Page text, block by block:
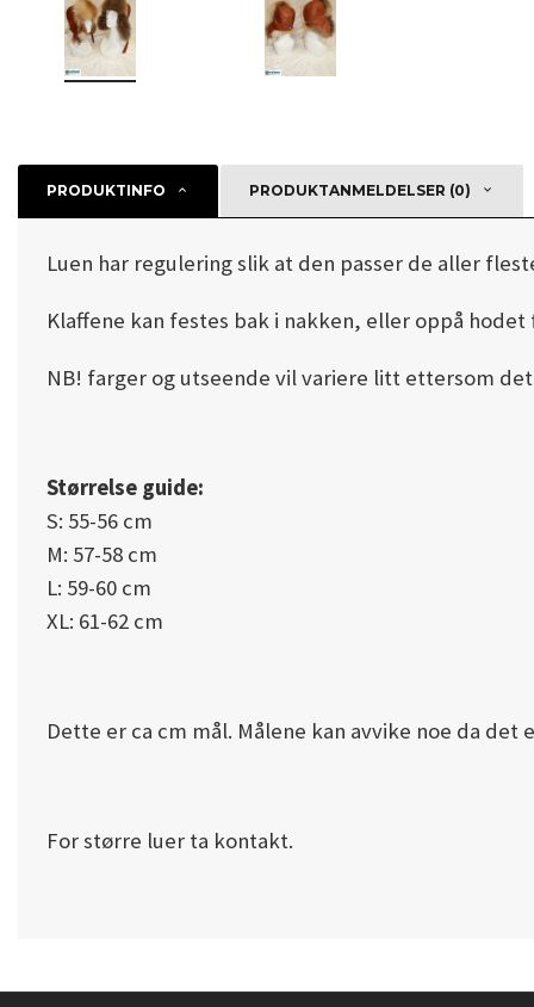
PRODUKTINFO PRODUKTANMELDELSER (0)
Luen har regulering slik at den passer de aller
Klaffene kan festes bak i nakken, eller oppå
NB! farger og utseende vil variere litt ettersom
Størrelse guide:
S: 55-56 cm
M: 57-58 cm
L: 59-60 cm
XL: 61-62 cm
Dette er ca cm mål. Målene kan avvike noe da
For større luer ta kontakt.